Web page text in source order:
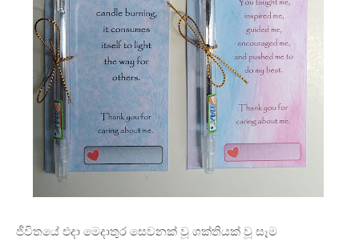
ජීවිතයේ එදා මෙදාතුර සෙවනක් වූ ශක්තියක් වූ සෑම